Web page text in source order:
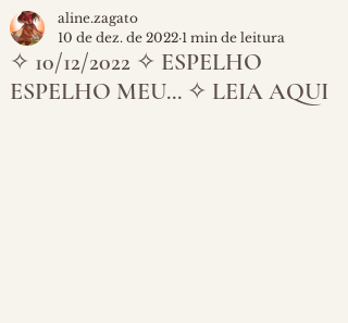
✧ 10/12/2022 ✧ ESPELHO
ESPELHO MEU... ✧ LEIA AQUI
aline.zagato
10 de dez. de 2022 1 min de leitura